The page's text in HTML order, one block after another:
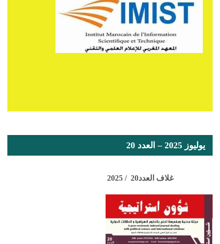
يوليوز 2025 – العدد 20
غلاف العدد20 / 2025